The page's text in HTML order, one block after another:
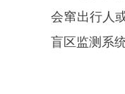
会窜出行人
盲区监测系